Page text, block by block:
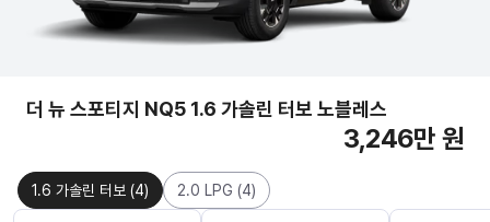
더 뉴 스포티지 NQ5 1.6 가솔린 터보 노블레스
3,246만 원
1.6 가솔린 터보 (4) 2.0 LPG (4)